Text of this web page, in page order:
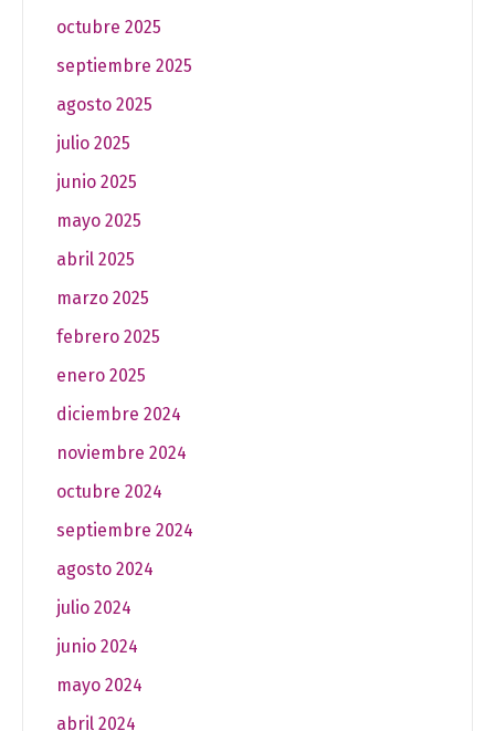
octubre 2025
septiembre 2025
agosto 2025
julio 2025
junio 2025
mayo 2025
abril 2025
marzo 2025
febrero 2025
enero 2025
diciembre 2024
noviembre 2024
octubre 2024
septiembre 2024
agosto 2024
julio 2024
junio 2024
mayo 2024
abril 2024